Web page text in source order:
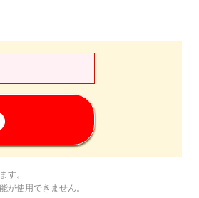
す。
が使用できません。